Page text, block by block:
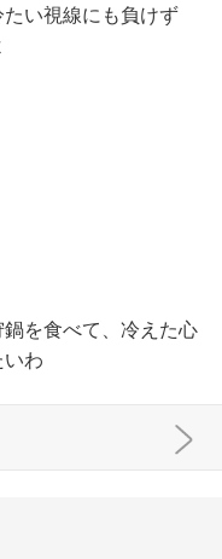
い視線にも負けず
を食べて、冷えた心
わ